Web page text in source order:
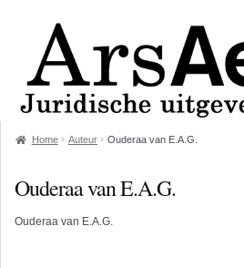
Home Auteur Ouderaa van E.A.G.
Ouderaa van E.A.G.
Ouderaa van E.A.G.